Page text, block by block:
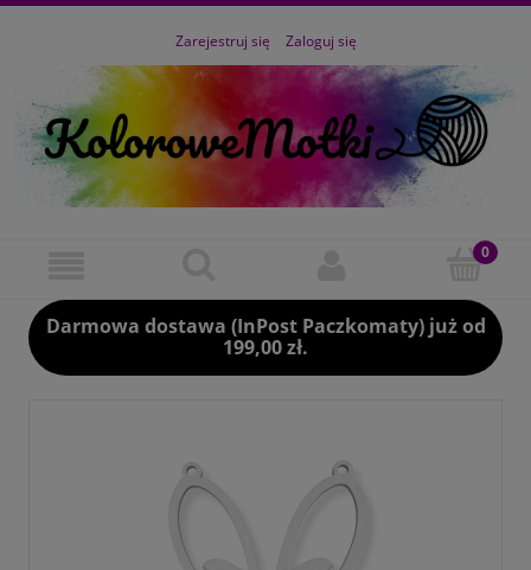
Zarejestruj się Zaloguj się
Darmowa dostawa (InPost Paczkomaty) już od
199,00 zł.